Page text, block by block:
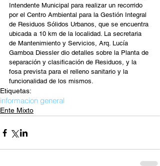
Intendente Municipal para realizar un recorrido
por el Centro Ambiental para la Gestión Integral
de Residuos Sólidos Urbanos, que se encuentra
ubicada a 10 km de la localidad. La secretaria
de Mantenimiento y Servicios, Arq. Lucía
Gamboa Diessler dio detalles sobre la Planta de
separación y clasificación de Residuos, y la
fosa prevista para el relleno sanitario y la
funcionalidad de los mismos.
Etiquetas:
informacion general
Ente Mixto